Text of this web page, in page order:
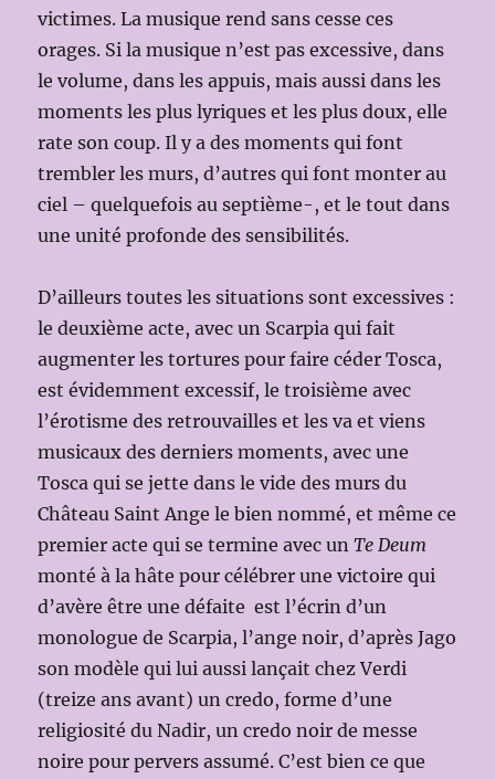
victimes. La musique rend sans cesse ces
orages. Si la musique n’est pas excessive, dans
le volume, dans les appuis, mais aussi dans les
moments les plus lyriques et les plus doux, elle
rate son coup. Il y a des moments qui font
trembler les murs, d’autres qui font monter au
ciel – quelquefois au septième-, et le tout dans
une unité profonde des sensibilités.
D’ailleurs toutes les situations sont excessives :
le deuxième acte, avec un Scarpia qui fait
augmenter les tortures pour faire céder Tosca,
est évidemment excessif, le troisième avec
l’érotisme des retrouvailles et les va et viens
musicaux des derniers moments, avec une
Tosca qui se jette dans le vide des murs du
Château Saint Ange le bien nommé, et même ce
premier acte qui se termine avec unTe Deum
monté à la hâte pour célébrer une victoire qui
d’avère être une défaite est l’écrin d’un
monologue de Scarpia, l’ange noir, d’après Jago
son modèle qui lui aussi lançait chez Verdi
(treize ans avant) un credo, forme d’une
religiosité du Nadir, un credo noir de messe
noire pour pervers assumé. C’est bien ce que